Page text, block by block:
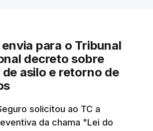
mais justo e transparente".
possível reduzir burocracias,
e garantir que os apoios
mais necessita, estaremos a dar
certa", argumenta o
para o Tribunal
decreto sobre
asilo e retorno de
solicitou ao TC a
da chama "Lei do